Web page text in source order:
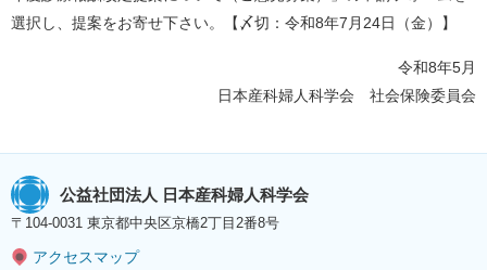
選択し、提案をお寄せ下さい。【〆切：令和8年7月24日（金）】
令和8年5月
日本産科婦人科学会 社会保険委員会
公益社団法人 日本産科婦人科学会
〒104-0031 東京都中央区京橋2丁目2番8号
アクセスマップ